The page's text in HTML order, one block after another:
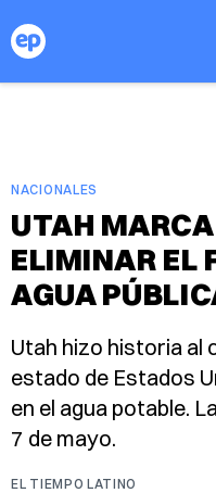
NACIONALES
UTAH
ELIMINAR EL
AGUA
Utah hizo historia al
estado de Estados
en el agua potable.
7 de mayo.
EL TIEMPO LATINO